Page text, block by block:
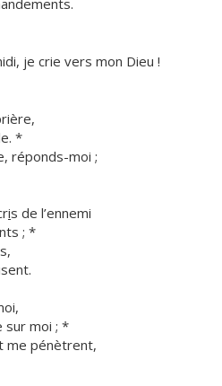
je crie vers mon Dieu !
*
réponds-moi ;
is de l’ennemi
; *
sur moi ; *
me pénètrent,